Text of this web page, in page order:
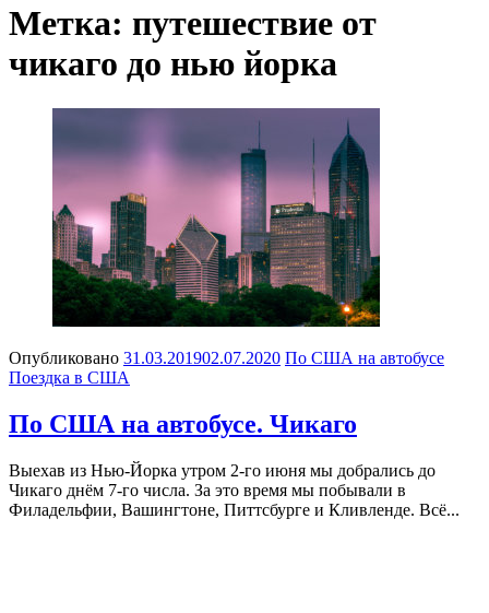
Метка: путешествие от
чикаго до нью йорка
Опубликовано 31.03.201902.07.2020 По США на автобусе
Поездка в США
По США на автобусе. Чикаго
Выехав из Нью-Йорка утром 2-го июня мы добрались до
Чикаго днём 7-го числа. За это время мы побывали в
Филадельфии, Вашингтоне, Питтсбурге и Кливленде. Всё...